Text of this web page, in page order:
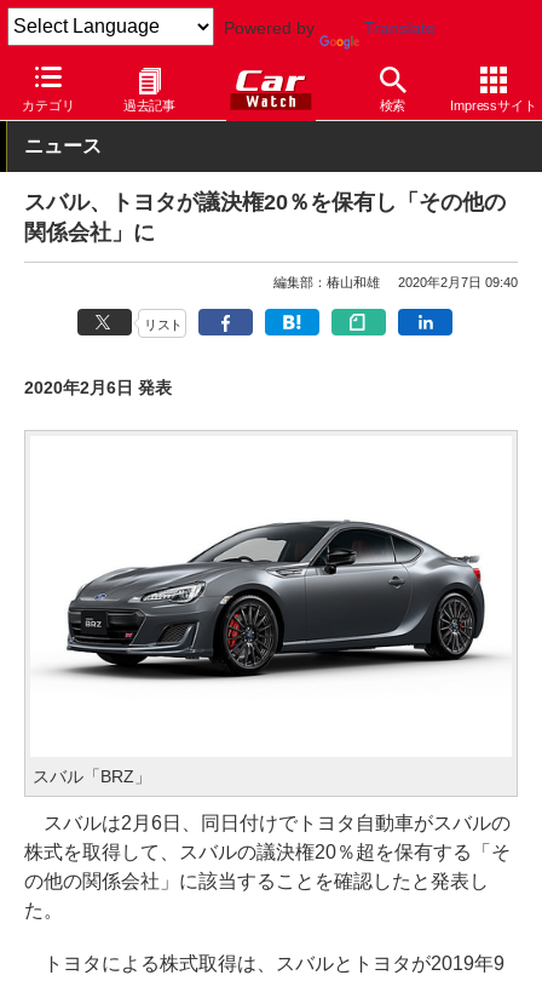
Powered by Translate
カテゴリ 過去記事 検索 Impressサイト
Car Watch 自動車 スバル
ニュース
スバル、トヨタが議決権20％を保有し「その他の
関係会社」に
編集部：椿山和雄 2020年2月7日 09:40
リスト
2020年2月6日 発表
スバル「BRZ」
スバルは2月6日、同日付けでトヨタ自動車がスバルの
株式を取得して、スバルの議決権20％超を保有する「そ
の他の関係会社」に該当することを確認したと発表し
た。
トヨタによる株式取得は、スバルとトヨタが2019年9